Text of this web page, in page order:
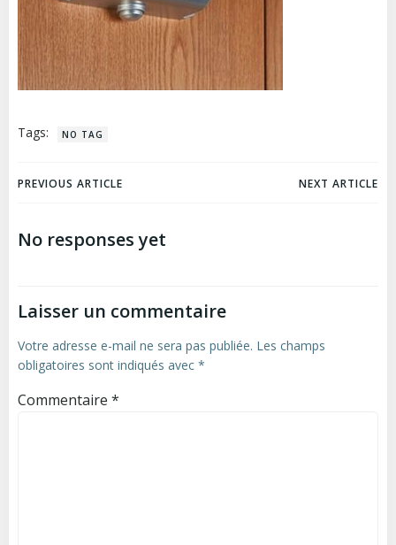
Tags: NO TAG
Navigation
de
PREVIOUS ARTICLE
Navigation
NEXT ARTICLE
No responses yet
Laisser un commentaire
Votre adresse e-mail ne sera pas publiée. Les champs
obligatoires sont indiqués avec *
Commentaire *